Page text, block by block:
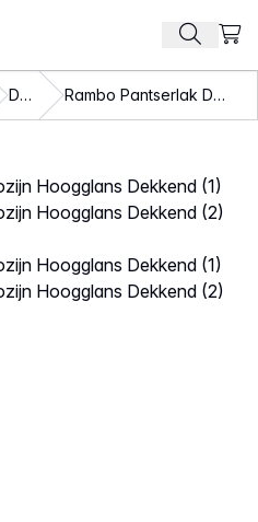
Zoek
Dekkend Rambo Pantserlak Deur&Kozijn Hoogglans Dekkend